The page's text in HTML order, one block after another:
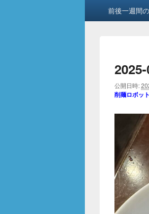
前後一週間
公開日時:
削麺ロボッ